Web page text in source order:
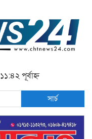
পূর্বাহ্ন
সার্চ